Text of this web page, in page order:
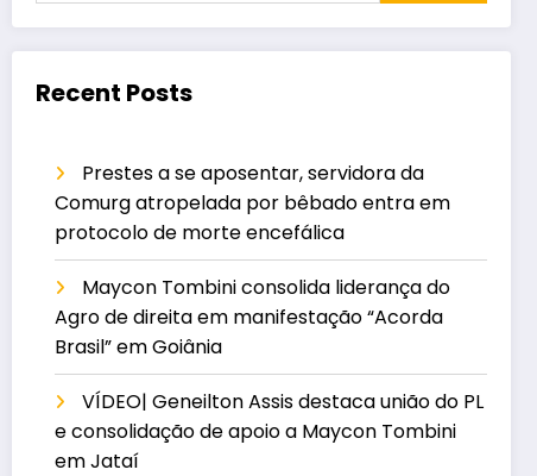
Recent Posts
Prestes a se aposentar, servidora da
Comurg atropelada por bêbado entra em
protocolo de morte encefálica
Maycon Tombini consolida liderança do
Agro de direita em manifestação “Acorda
Brasil” em Goiânia
VÍDEO| Geneilton Assis destaca união do PL
e consolidação de apoio a Maycon Tombini
em Jataí